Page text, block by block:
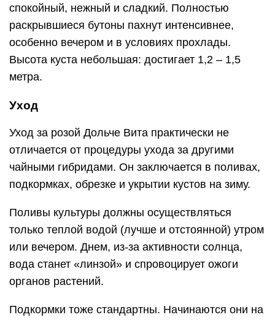
спокойный, нежный и сладкий. Полностью
раскрывшиеся бутоны пахнут интенсивнее,
особенно вечером и в условиях прохлады.
Высота куста небольшая: достигает 1,2 – 1,5
метра.
Уход
Уход за розой Дольче Вита практически не
отличается от процедуры ухода за другими
чайными гибридами. Он заключается в поливах,
подкормках, обрезке и укрытии кустов на зиму.
Поливы культуры должны осуществляться
только теплой водой (лучше и отстоянной) утром
или вечером. Днем, из-за активности солнца,
вода станет «линзой» и спровоцирует ожоги
органов растений.
Подкормки тоже стандартны. Начинаются они на